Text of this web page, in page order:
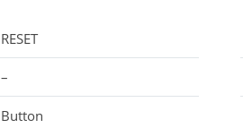
RESET
–
Button